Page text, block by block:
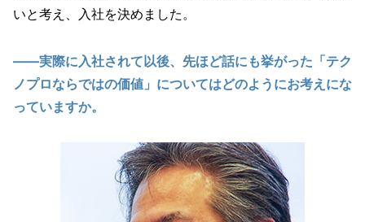
いと考え、入社を決めました。
――実際に入社されて以後、先ほど話にも挙がった「テク
ノプロならではの価値」についてはどのようにお考えにな
っていますか。